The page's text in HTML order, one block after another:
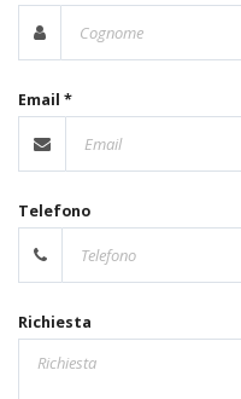
Email *
Telefono
Richiesta